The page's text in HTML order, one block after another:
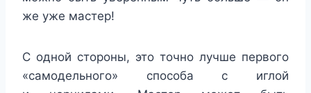
же уже мастер!
С одной стороны, это точно лучше первого
«самодельного» способа с иглой